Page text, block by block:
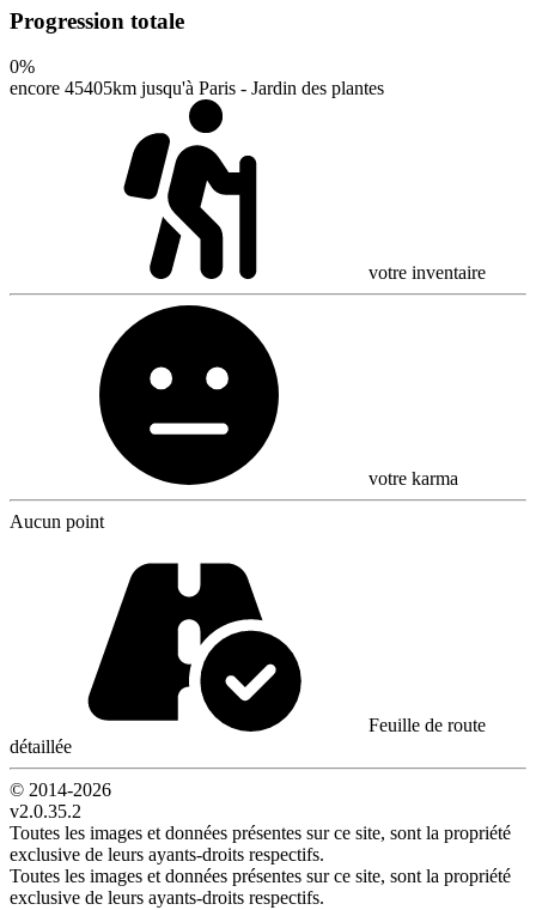
Progression totale
0%
encore 45405km jusqu'à Paris - Jardin des plantes
votre inventaire
votre karma
Aucun point
Feuille de route
détaillée
© 2014-2026
v2.0.35.2
Toutes les images et données présentes sur ce site, sont la propriété
exclusive de leurs ayants-droits respectifs.
Toutes les images et données présentes sur ce site, sont la propriété
exclusive de leurs ayants-droits respectifs.